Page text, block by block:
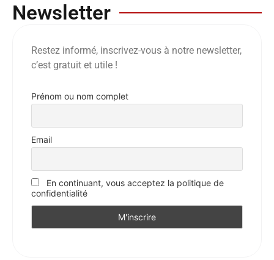
Newsletter
Restez informé, inscrivez-vous à notre newsletter,
c’est gratuit et utile !
Prénom ou nom complet
Email
En continuant, vous acceptez la politique de
confidentialité